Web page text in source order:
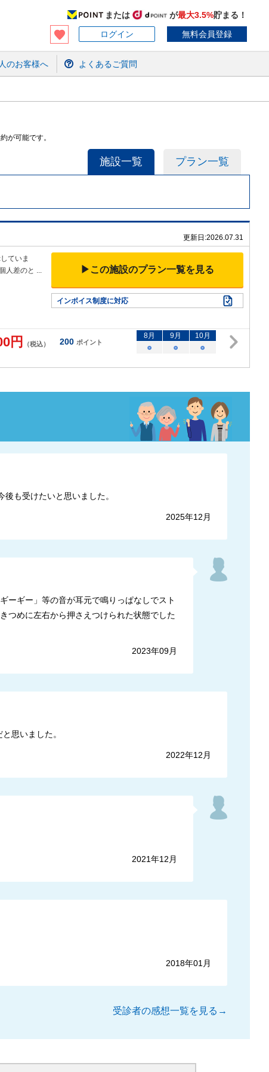
または が最大3.5%貯まる！
ログイン
無料会員登録
のお客様へ よくあるご質問
が可能です。
施設一覧 プラン一覧
更新日:2026.07.31
ていま
人差のと ...
▶この施設のプラン一覧を見る
インボイス制度に対応
円 （税込） 200 ポイント
8月 9月 10月
○
○ ○
も受けたいと思いました。
2025年12月
ーギー」等の音が耳元で鳴りっぱなしでスト
つめに左右から押さえつけられた状態でした
2023年09月
思いました。
2022年12月
2021年12月
2018年01月
受診者の感想一覧を見る→